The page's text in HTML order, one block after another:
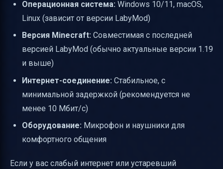
Операционная система: Windows 10/11, macOS,
Linux (зависит от версии LabyMod)
Версия Minecraft: Совместимая с последней
версией LabyMod (обычно актуальные версии 1.19
и выше)
Интернет-соединение: Стабильное, с
минимальной задержкой (рекомендуется не
менее 10 Мбит/с)
Оборудование: Микрофон и наушники для
комфортного общения
Если у вас слабый интернет или устаревший